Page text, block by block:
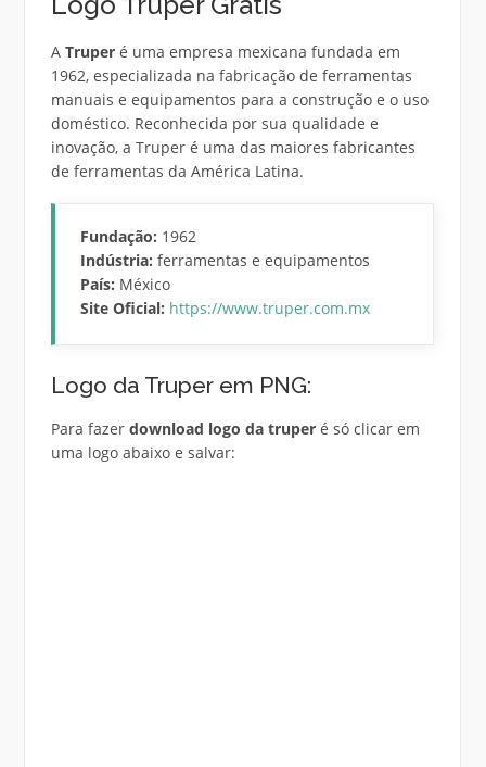
A Truperé uma empresa mexicana fundada em
1962, especializada na fabricação de ferramentas
manuais e equipamentos para a construção e o uso
doméstico. Reconhecida por sua qualidade e
inovação, a Truper é uma das maiores fabricantes
de ferramentas da América Latina.
Fundação: 1962
Indústria: ferramentas e equipamentos
País: México
Site Oficial: https://www.truper.com.mx
Logo da Truper em PNG:
Para fazer download logo da truperé só clicar em
uma logo abaixo e salvar: